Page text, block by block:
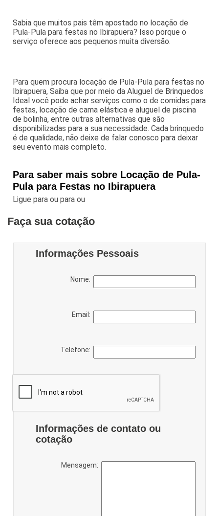
Sabia que muitos pais têm apostado no locação de
Pula-Pula para festas no Ibirapuera? Isso porque o
serviço oferece aos pequenos muita diversão.
Para quem procura locação de Pula-Pula para festas no
Ibirapuera, Saiba que por meio da Aluguel de Brinquedos
Ideal você pode achar serviços como o de comidas para
festas, locação de cama elástica e aluguel de piscina
de bolinha, entre outras alternativas que são
disponibilizadas para a sua necessidade. Cada brinquedo
é de qualidade, não deixe de falar conosco para deixar
seu evento mais completo.
Para saber mais sobre Locação de Pula-
Pula para Festas no Ibirapuera
Ligue paraou paraou
Faça sua cotação
Informações Pessoais
Nome:
Email:
Telefone:
Informações de contato ou
cotação
Mensagem: